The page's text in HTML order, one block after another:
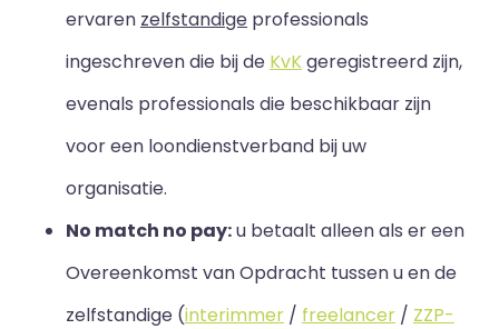
ervaren zelfstandige professionals
ingeschreven die bij de KvKgeregistreerd zijn,
evenals professionals die beschikbaar zijn
voor een loondienstverband bij uw
organisatie.
No match no pay:u betaalt alleen als er een
Overeenkomst van Opdracht tussen u en de
zelfstandige (interimmer / freelancer / ZZP-